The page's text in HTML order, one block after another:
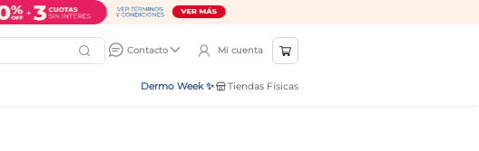
Contacto
Mi cuenta
Dermo Week ✨ Tiendas Físicas